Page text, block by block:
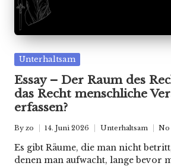
Posted
Unterhaltsam
Essay – Der Raum des
das Recht menschliche
erfassen?
Posted
by
By zo 14. Juni 2026
in
Unterhaltsam No
Es gibt Räume, die man nicht
denen man aufwacht, lange bevor